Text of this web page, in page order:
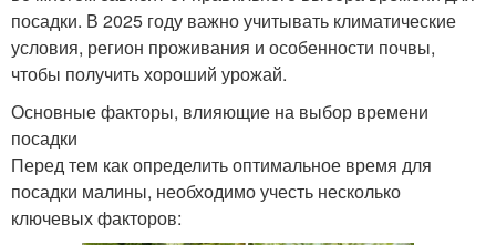
посадки. В 2025 году важно учитывать климатические
условия, регион проживания и особенности почвы,
чтобы получить хороший урожай.
Основные факторы, влияющие на выбор времени
посадки
Перед тем как определить оптимальное время для
посадки малины, необходимо учесть несколько
ключевых факторов: